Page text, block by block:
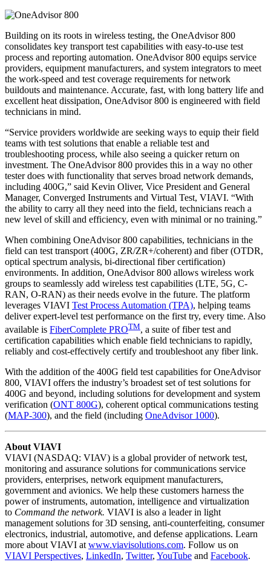
Building on its roots in wireless testing, the OneAdvisor 800
consolidates key transport test capabilities with easy-to-use test
process and reporting automation. OneAdvisor 800 equips service
providers, equipment manufacturers, and system integrators to meet
the work-speed and test coverage requirements for network
buildouts and maintenance. Accurate, fast, with long battery life and
excellent heat dissipation, OneAdvisor 800 is engineered with field
technicians in mind.
“Service providers worldwide are seeking ways to equip their field
teams with test solutions that enable a reliable test and
troubleshooting process, while also seeing a quicker return on
investment. The OneAdvisor 800 provides this in a way no other
tester does with functionality that serves broad network demands,
including 400G,” said Kevin Oliver, Vice President and General
Manager, Converged Instruments and Virtual Test, VIAVI. “With
the ability to carry all they need into the field, technicians reach a
new level of skill and efficiency, even with minimal or no training.”
When combining OneAdvisor 800 capabilities, technicians in the
field can test transport (400G, ZR/ZR+/coherent) and fiber (OTDR,
optical spectrum analysis, bi-directional fiber certification)
environments. In addition, OneAdvisor 800 allows wireless work
groups to seamlessly add wireless test capabilities (LTE, 5G, C-
RAN, O-RAN) as their needs evolve in the future. The platform
leverages VIAVI Test Process Automation (TPA), helping teams
deliver expert-level test performance on the first try, every time. Also
available is FiberComplete PROTM, a suite of fiber test and
certification capabilities which enable field technicians to rapidly,
reliably and cost-effectively certify and troubleshoot any fiber link.
With the addition of the 400G field test capabilities for OneAdvisor
800, VIAVI offers the industry’s broadest set of test solutions for
400G and beyond, including solutions for development and system
verification (ONT 800G), coherent optical communications testing
(MAP-300), and the field (including OneAdvisor 1000).
About VIAVI
VIAVI (NASDAQ: VIAV) is a global provider of network test,
monitoring and assurance solutions for communications service
providers, enterprises, network equipment manufacturers,
government and avionics. We help these customers harness the
power of instruments, automation, intelligence and virtualization
to Command the network. VIAVI is also a leader in light
management solutions for 3D sensing, anti-counterfeiting, consumer
electronics, industrial, automotive, and defense applications. Learn
more about VIAVI at www.viavisolutions.com. Follow us on
VIAVI Perspectives, LinkedIn, Twitter, YouTube and Facebook.